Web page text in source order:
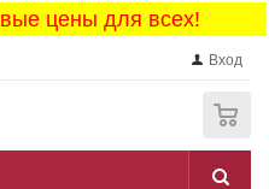
цены для всех!
Вход